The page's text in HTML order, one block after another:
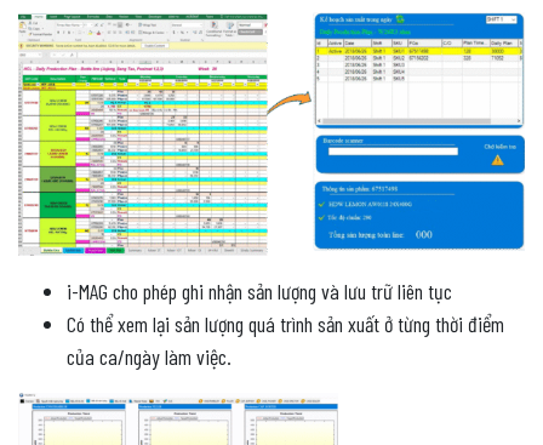
i-MAG cho phép ghi nhận sản lượng và lưu trữ liên tục
Có thể xem lại sản lượng quá trình sản xuất ở từng thời điểm
của ca/ngày làm việc.